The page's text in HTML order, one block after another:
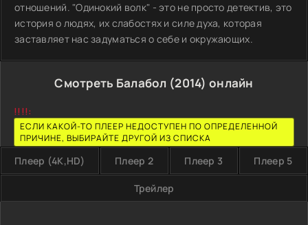
отношений. "Одинокий волк" - это не просто детектив, это
история о людях, их слабостях и силе духа, которая
заставляет нас задуматься о себе и окружающих.
Смотреть Балабол (2014) онлайн
!!!!:
ЕСЛИ КАКОЙ-ТО ПЛЕЕР НЕДОСТУПЕН ПО ОПРЕДЕЛЕННОЙ
ПРИЧИНЕ, ВЫБИРАЙТЕ ДРУГОЙ ИЗ СПИСКА
Плеер (4K,HD) Плеер 2 Плеер 3 Плеер 5
Трейлер